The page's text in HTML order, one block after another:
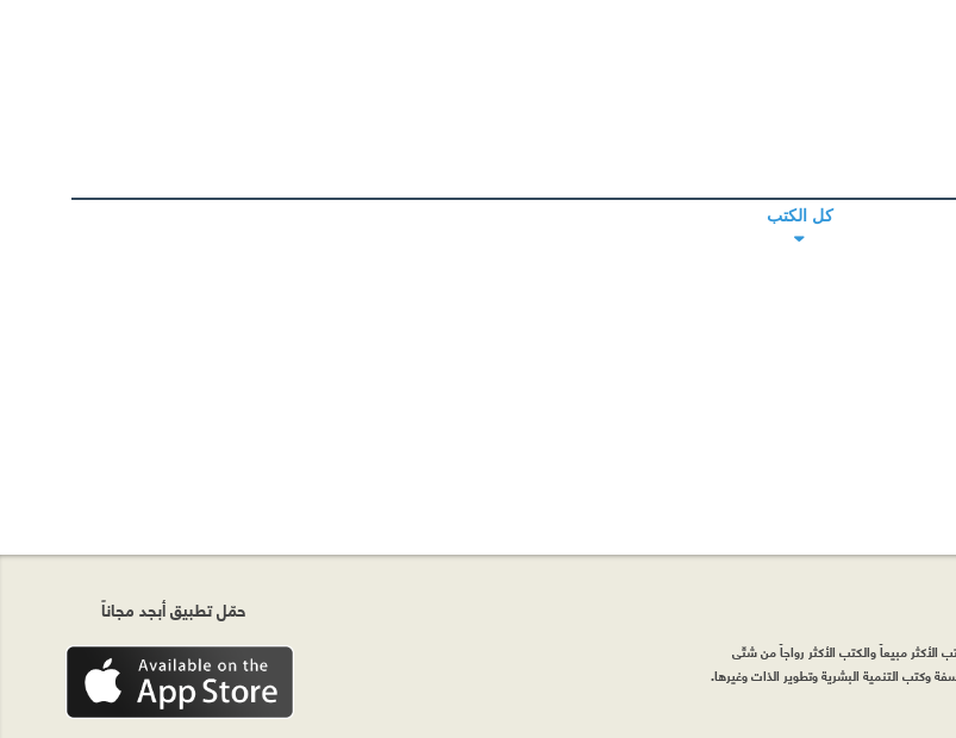
كل الكتب
حمّل تطبيق أبجد مجاناً
الأكثر مبيعاً والكتب الأكثر رواجاً من شتّى
وكتب التنمية البشرية وتطوير الذات وغيرها.